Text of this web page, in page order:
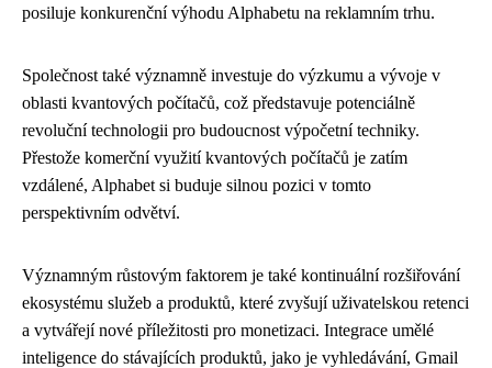
posiluje konkurenční výhodu Alphabetu na reklamním trhu.
Společnost také významně investuje do výzkumu a vývoje v
oblasti kvantových počítačů, což představuje potenciálně
revoluční technologii pro budoucnost výpočetní techniky.
Přestože komerční využití kvantových počítačů je zatím
vzdálené, Alphabet si buduje silnou pozici v tomto
perspektivním odvětví.
Významným růstovým faktorem je také kontinuální rozšiřování
ekosystému služeb a produktů, které zvyšují uživatelskou retenci
a vytvářejí nové příležitosti pro monetizaci. Integrace umělé
inteligence do stávajících produktů, jako je vyhledávání, Gmail